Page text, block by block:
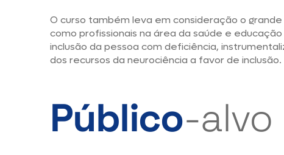
O curso também leva em consideração o
como profissionais na área da saúde e
inclusão da pessoa com deficiência,
dos recursos da neurociência a favor de inclusão.
Público-alvo